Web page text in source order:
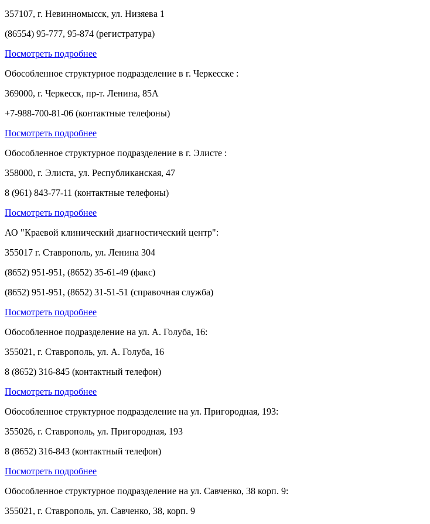
357107, г. Невинномысск, ул. Низяева 1
(86554) 95-777, 95-874 (регистратура)
Посмотреть подробнее
Обособленное структурное подразделение в г. Черкесске :
369000, г. Черкесск, пр-т. Ленина, 85А
+7-988-700-81-06 (контактные телефоны)
Посмотреть подробнее
Обособленное структурное подразделение в г. Элисте :
358000, г. Элиста, ул. Республиканская, 47
8 (961) 843-77-11 (контактные телефоны)
Посмотреть подробнее
АО "Краевой клинический диагностический центр":
355017 г. Ставрополь, ул. Ленина 304
(8652) 951-951, (8652) 35-61-49 (факс)
(8652) 951-951, (8652) 31-51-51 (справочная служба)
Посмотреть подробнее
Обособленное подразделение на ул. А. Голуба, 16:
355021, г. Ставрополь, ул. А. Голуба, 16
8 (8652) 316-845 (контактный телефон)
Посмотреть подробнее
Обособленное структурное подразделение на ул. Пригородная, 193:
355026, г. Ставрополь, ул. Пригородная, 193
8 (8652) 316-843 (контактный телефон)
Посмотреть подробнее
Обособленное структурное подразделение на ул. Савченко, 38 корп. 9:
355021, г. Ставрополь, ул. Савченко, 38, корп. 9